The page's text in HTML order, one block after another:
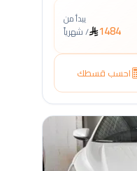
يبدأ من
1484
/شهرياً
احسب قسطك